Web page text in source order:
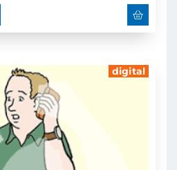
digital